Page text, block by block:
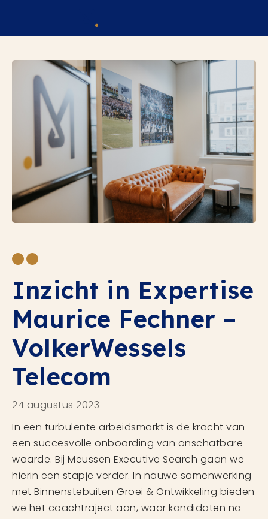
Inzicht in Expertise
Maurice Fechner –
VolkerWessels
Telecom
24 augustus 2023
In een turbulente arbeidsmarkt is de kracht van
een succesvolle onboarding van onschatbare
waarde. Bij Meussen Executive Search gaan we
hierin een stapje verder. In nauwe samenwerking
met Binnenstebuiten Groei & Ontwikkeling bieden
we het coachtraject aan, waar kandidaten na